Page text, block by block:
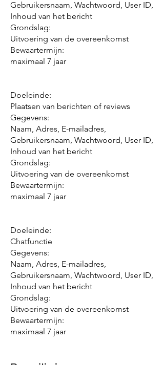
Gebruikersnaam, Wachtwoord, User ID,
Inhoud van het bericht
Grondslag:
Uitvoering van de overeenkomst
Bewaartermijn:
maximaal 7 jaar
Doeleinde:
Plaatsen van berichten of reviews
Gegevens:
Naam, Adres, E-mailadres,
Gebruikersnaam, Wachtwoord, User ID,
Inhoud van het bericht
Grondslag:
Uitvoering van de overeenkomst
Bewaartermijn:
maximaal 7 jaar
Doeleinde:
Chatfunctie
Gegevens:
Naam, Adres, E-mailadres,
Gebruikersnaam, Wachtwoord, User ID,
Inhoud van het bericht
Grondslag:
Uitvoering van de overeenkomst
Bewaartermijn:
maximaal 7 jaar